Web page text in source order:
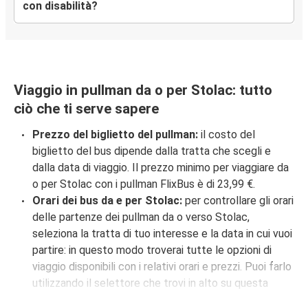
con disabilità?
Viaggio in pullman da o per Stolac: tutto
ciò che ti serve sapere
Prezzo del biglietto del pullman: il costo del
biglietto del bus dipende dalla tratta che scegli e
dalla data di viaggio. Il prezzo minimo per viaggiare da
o per Stolac con i pullman FlixBus è di 23,99 €.
Orari dei bus da e per Stolac: per controllare gli orari
delle partenze dei pullman da o verso Stolac,
seleziona la tratta di tuo interesse e la data in cui vuoi
partire: in questo modo troverai tutte le opzioni di
viaggio disponibili con i relativi orari e prezzi. Puoi farlo
utilizzando il selettore che trovi in alto su questa